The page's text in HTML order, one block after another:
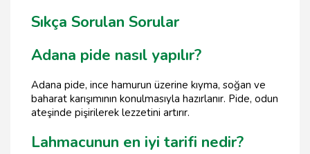
Sıkça Sorulan Sorular
Adana pide nasıl yapılır?
Adana pide, ince hamurun üzerine kıyma, soğan ve
baharat karışımının konulmasıyla hazırlanır. Pide, odun
ateşinde pişirilerek lezzetini artırır.
Lahmacunun en iyi tarifi nedir?